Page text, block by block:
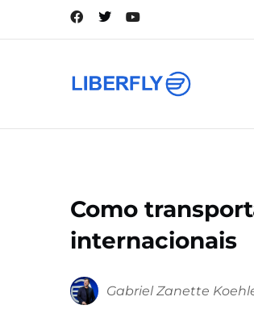
Como
internacionais
Gabriel Zanette